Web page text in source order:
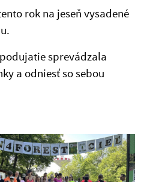
rok na jeseň vysadené
sprevádzala
a odniesť so sebou